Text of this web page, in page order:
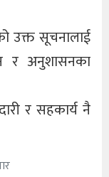
उक्त सूचनालाई
र अनुशासनका
र सहकार्य नै